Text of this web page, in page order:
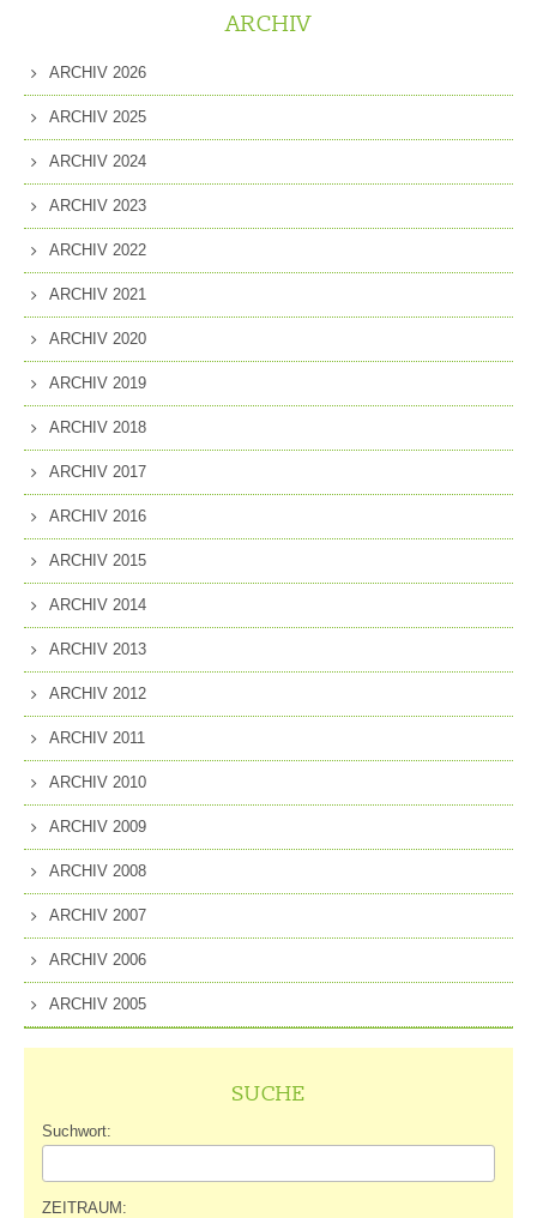
ARCHIV
ARCHIV 2026
ARCHIV 2025
ARCHIV 2024
ARCHIV 2023
ARCHIV 2022
ARCHIV 2021
ARCHIV 2020
ARCHIV 2019
ARCHIV 2018
ARCHIV 2017
ARCHIV 2016
ARCHIV 2015
ARCHIV 2014
ARCHIV 2013
ARCHIV 2012
ARCHIV 2011
ARCHIV 2010
ARCHIV 2009
ARCHIV 2008
ARCHIV 2007
ARCHIV 2006
ARCHIV 2005
SUCHE
Suchwort:
ZEITRAUM: